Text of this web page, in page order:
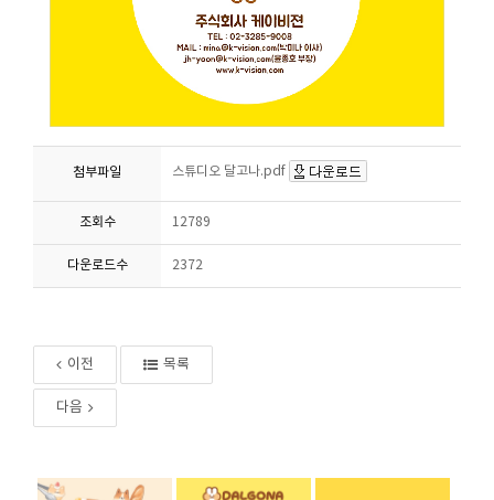
첨부파일 스튜디오 달고나.pdf
조회수 12789
다운로드수 2372
이전 목록
다음